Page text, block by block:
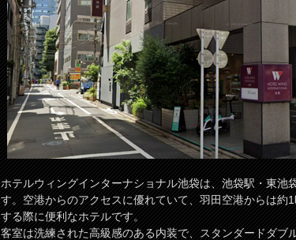
ホテルウィングインターナショナル池袋は、池袋駅・東池
す。空港からのアクセスに優れていて、羽田空港からは約
する際に便利なホテルです。
客室は洗練された高級感のある内装で、スタンダードダブ